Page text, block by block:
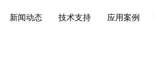
新闻动态 技术支持 应用案例